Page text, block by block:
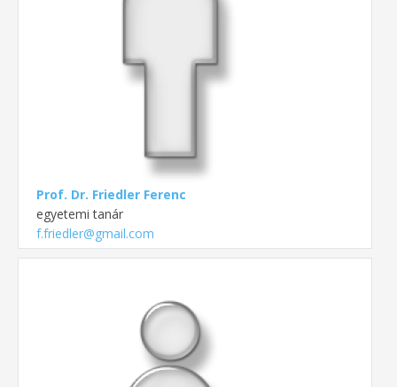
Prof. Dr. Friedler Ferenc
egyetemi tanár
f.friedler@gmail.com